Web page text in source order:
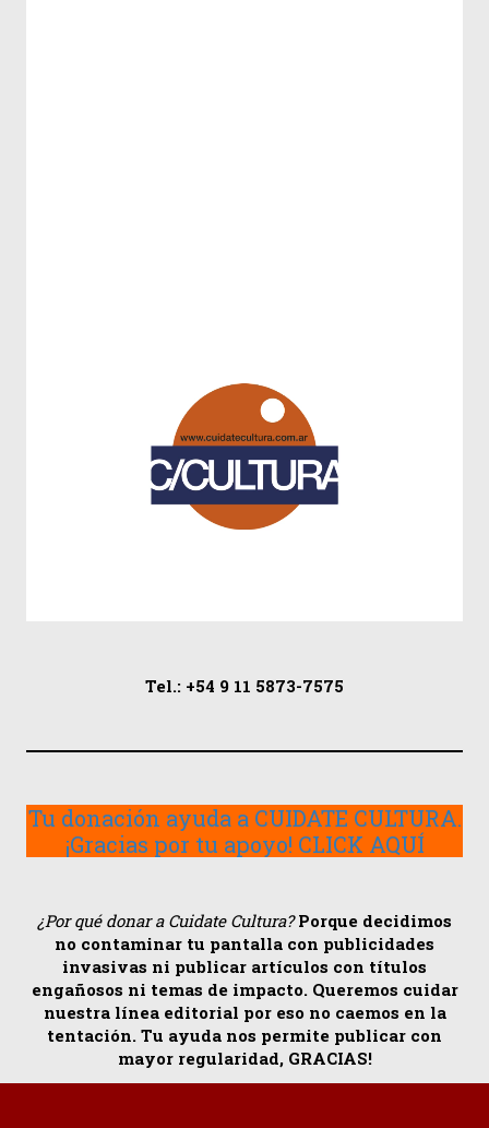
Tel.: +54 9 11 5873-7575
Tu donación ayuda a CUIDATE CULTURA.
¡Gracias por tu apoyo! CLICK AQUÍ
¿Por qué donar a Cuidate Cultura?Porque decidimos
no contaminar tu pantalla con publicidades
invasivas ni publicar artículos con títulos
engañosos ni temas de impacto. Queremos cuidar
nuestra línea editorial por eso no caemos en la
tentación. Tu ayuda nos permite publicar con
mayor regularidad, GRACIAS!